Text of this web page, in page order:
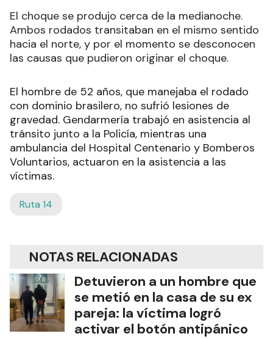
El choque se produjo cerca de la medianoche.
Ambos rodados transitaban en el mismo sentido
hacia el norte, y por el momento se desconocen
las causas que pudieron originar el choque.
El hombre de 52 años, que manejaba el rodado
con dominio brasilero, no sufrió lesiones de
gravedad. Gendarmería trabajó en asistencia al
tránsito junto a la Policía, mientras una
ambulancia del Hospital Centenario y Bomberos
Voluntarios, actuaron en la asistencia a las
víctimas.
Ruta 14
NOTAS RELACIONADAS
Detuvieron a un hombre que
se metió en la casa de su ex
pareja: la víctima logró
activar el botón antipánico